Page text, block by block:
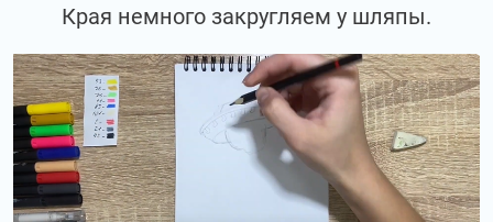
Края немного закругляем у шляпы.